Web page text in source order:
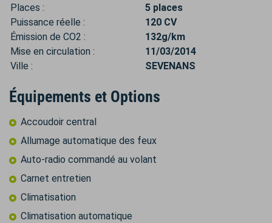
Places :
5 places
Puissance réelle :
120 CV
Émission de CO2 :
132g/km
Mise en circulation :
11/03/2014
Ville :
SEVENANS
Équipements et Options
Accoudoir central
Allumage automatique des feux
Auto-radio commandé au volant
Carnet entretien
Climatisation
Climatisation automatique